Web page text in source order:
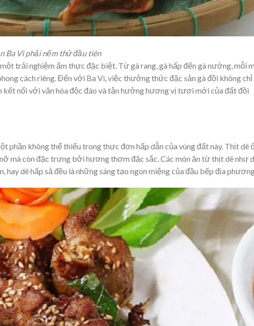
Ba Vì phải nếm thử đầu tiên
trải nghiệm ẩm thực đặc biệt. Từ gà rang, gà hấp đến gà nướng, mỗi
cách riêng. Đến với Ba Vì, việc thưởng thức đặc sản gà đồi không chỉ
kết nối với văn hóa độc đáo và tận hưởng hương vị tươi mới của đất đồi
phần không thể thiếu trong thực đơn hấp dẫn của vùng đất này. Thịt dê
mà còn đặc trưng bởi hương thơm đặc sắc. Các món ăn từ thịt dê như
hay dê hấp sả đều là những sáng tạo ngon miệng của đầu bếp địa